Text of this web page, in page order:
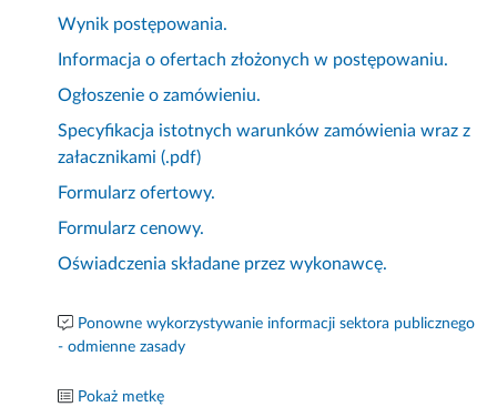
Wynik postępowania.
Informacja o ofertach złożonych w postępowaniu.
Ogłoszenie o zamówieniu.
Specyfikacja istotnych warunków zamówienia wraz z
załacznikami (.pdf)
Formularz ofertowy.
Formularz cenowy.
Oświadczenia składane przez wykonawcę.
Ponowne wykorzystywanie informacji sektora publicznego
- odmienne zasady
Pokaż metkę